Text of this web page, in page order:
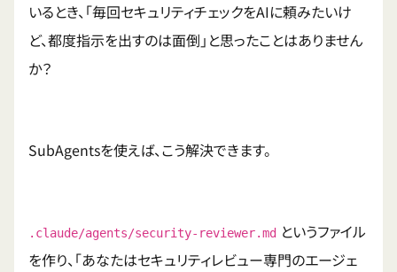
いるとき、「毎回セキュリティチェックをAIに頼みたいけ
ど、都度指示を出すのは面倒」と思ったことはありません
か？
SubAgentsを使えば、こう解決できます。
.claude/agents/security-reviewer.md というファイル
を作り、「あなたはセキュリティレビュー専門のエージェ